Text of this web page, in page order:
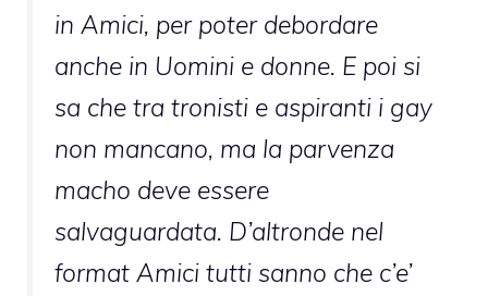
in Amici, per poter debordare
anche in Uomini e donne. E poi si
sa che tra tronisti e aspiranti i gay
non mancano, ma la parvenza
macho deve essere
salvaguardata. D’altronde nel
format Amici tutti sanno che c’e’